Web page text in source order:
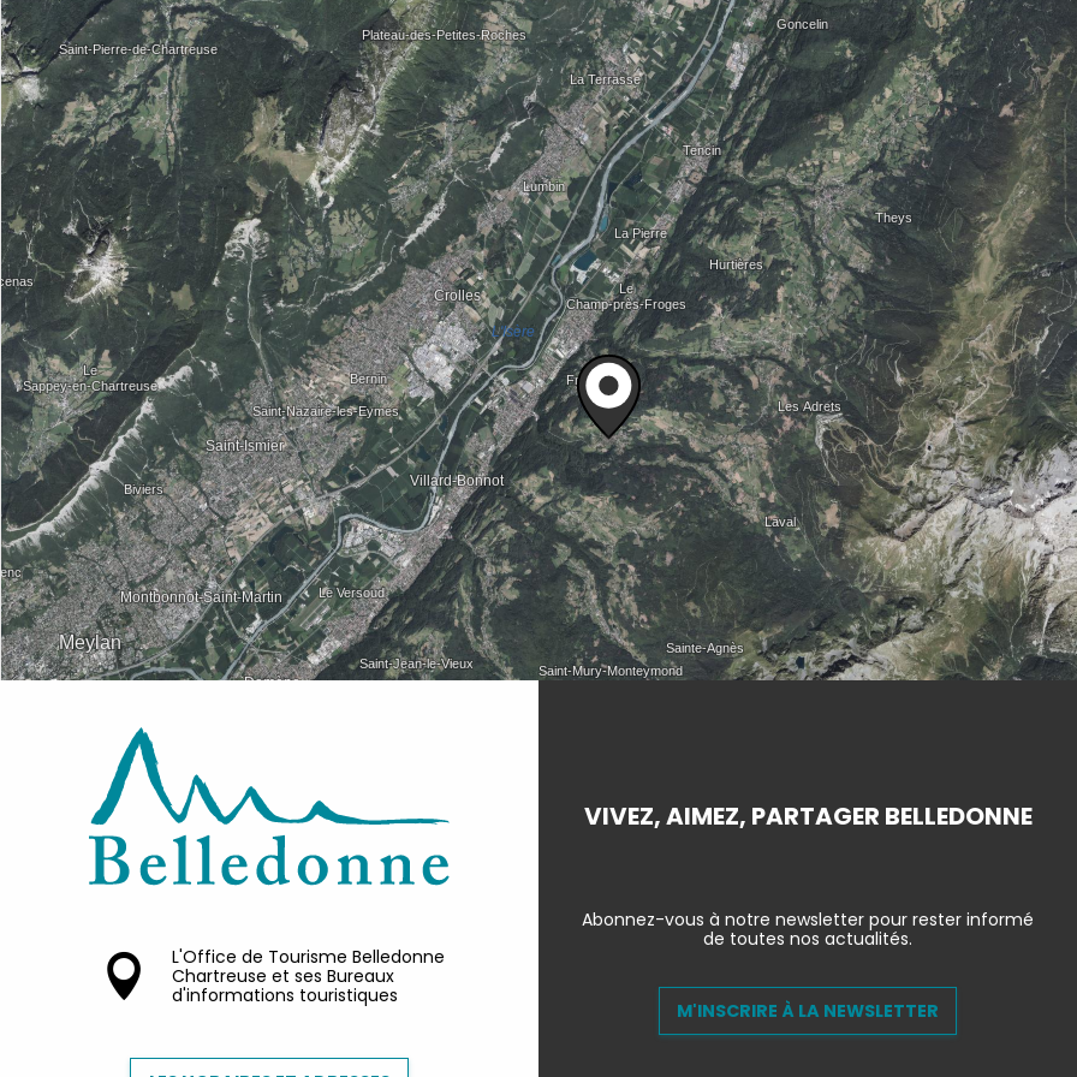
L'Office de Tourisme Belledonne
Chartreuse et ses Bureaux
d'informations touristiques
VIVEZ, AIMEZ, PARTAGER BELLEDONNE
Abonnez-vous à notre newsletter pour rester informé
de toutes nos actualités.
M'INSCRIRE À LA NEWSLETTER